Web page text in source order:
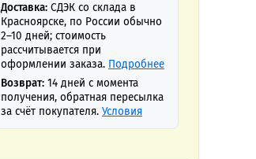
Доставка: СДЭК со склада в
Красноярске, по России обычно
2–10 дней; стоимость
рассчитывается при
оформлении заказа. Подробнее
Возврат: 14 дней с момента
получения, обратная пересылка
за счёт покупателя. Условия